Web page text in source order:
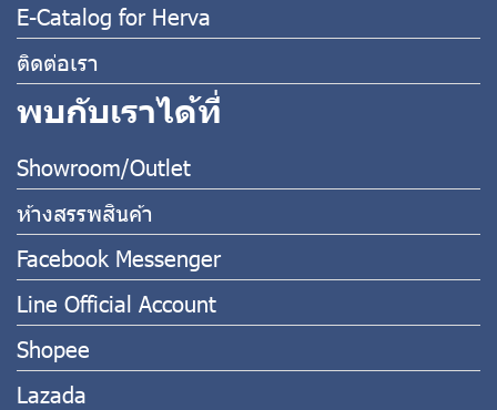
E-Catalog for Herva
ติดต่อเรา
พบกับเราได้ที่
Showroom/Outlet
ห้างสรรพสินค้า
Facebook Messenger
Line Official Account
Shopee
Lazada